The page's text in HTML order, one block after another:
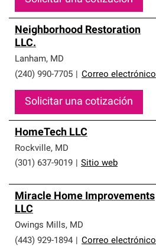
Neighborhood Restoration
LLC.
Lanham, MD
(240) 990-7705
Correo electrónico
Solicitar una cotización
HomeTech LLC
Rockville, MD
(301) 637-9019
Sitio web
Miracle Home Improvements
LLC
Owings Mills, MD
(443) 929-1894
Correo electrónico